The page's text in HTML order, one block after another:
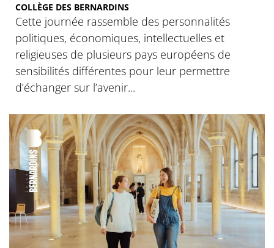
COLLÈGE DES BERNARDINS
Cette journée rassemble des personnalités
politiques, économiques, intellectuelles et
religieuses de plusieurs pays européens de
sensibilités différentes pour leur permettre
d’échanger sur l’avenir...